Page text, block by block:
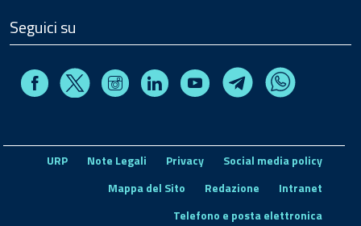
Seguici su
FacebookX InstagramLinkedin Youtube TelegramWhatsapp
URP Note Legali Privacy
Social media policy
Mappa del Sito
Redazione
Intranet
Telefono e posta elettronica